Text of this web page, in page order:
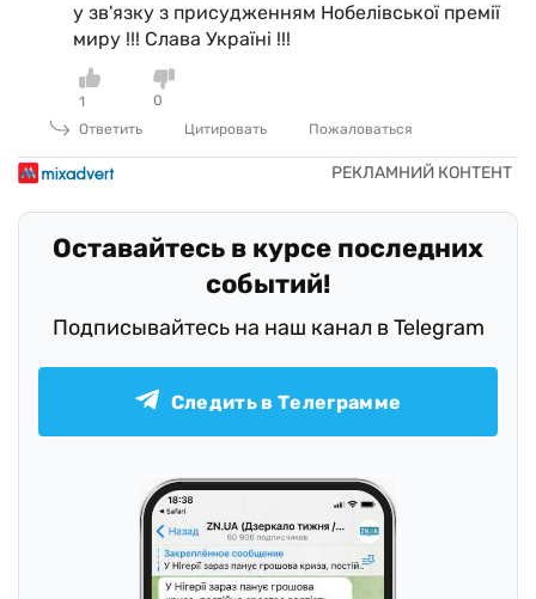
у зв'язку з присудженням Нобелівської премії
миру !!! Слава Україні !!!
1
0
Ответить
Цитировать Пожаловаться
Оставайтесь в курсе последних
событий!
Подписывайтесь на наш канал в Telegram
Следить в Телеграмме